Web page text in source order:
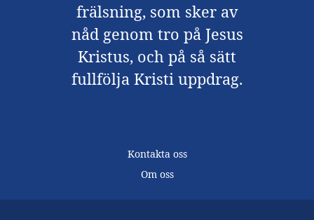
frälsning, som sker av
nåd genom tro på Jesus
Kristus, och på så sätt
fullfölja Kristi uppdrag.
Kontakta oss
Om oss